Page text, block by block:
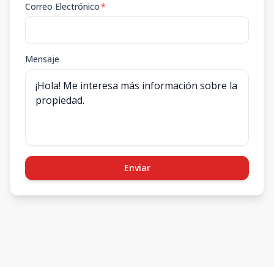
Correo Electrónico*
Mensaje
Enviar